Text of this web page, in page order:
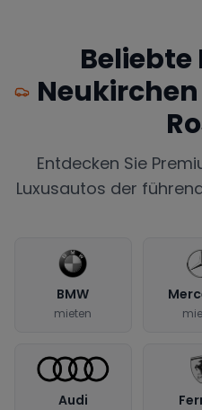
Beliebte
Entdecken Sie
Luxusautos der
BMW
mieten
Audi